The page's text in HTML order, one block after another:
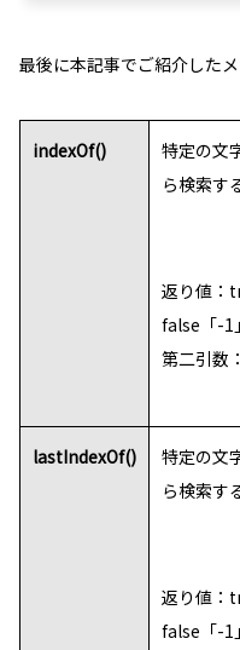
最後に本記事でご紹介した
indexOf()
特定の文
ら検索す
返り値：
false「-1」
第二引数
lastIndexOf()
特定の文
ら検索す
返り値：
false「-1」